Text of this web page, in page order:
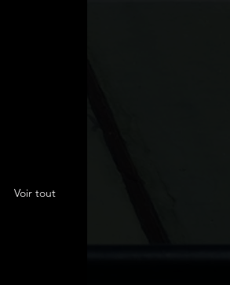
Voir tout